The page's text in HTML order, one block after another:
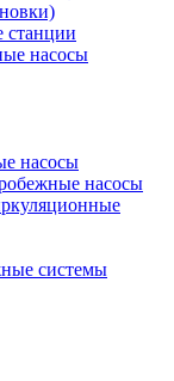
станции
насосы
насосы
насосы
системы